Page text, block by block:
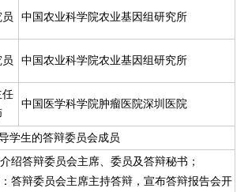
中国农业科学院农业基因组研究所
中国农业科学院农业基因组研究所
任
中国医学科学院肿瘤医院深圳医院
学生的答辩委员会成员
绍答辩委员会主席、委员及答辩秘书；
答辩委员会主席主持答辩，宣布答辩报告会开